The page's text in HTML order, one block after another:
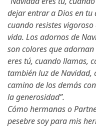
dejar entrar a Dios en tu
cuando resistes
vida. Los adornos de
son colores que
eres tú, cuando llamas,
también luz de
camino de los demás
la generosidad”.
Cómo hermanas o
pesebre soy para mis